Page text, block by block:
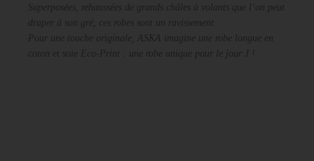
Superposées, rehaussées de grands châles à volants que l’on peut
draper à son gré, ces robes sont un ravissement.
Pour une touche originale, ASKA imagine une robe longue en
coton et soie Eco-Print : une robe unique pour le jour J !